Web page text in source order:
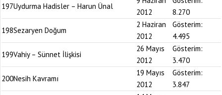
197Uydurma Hadisler – Harun Ünal
2012
8.270
198Sezaryen Doğum
2 Haziran
2012
Gösterim:
4.495
199Vahiy – Sünnet İlişkisi
26 Mayıs
2012
Gösterim:
3.470
200Nesih Kavramı
19 Mayıs
2012
Gösterim:
3.847